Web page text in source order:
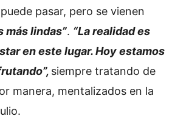
pasar, pero se vienen
más lindas”. “La realidad es
en este lugar. Hoy estamos
siempre tratando de
manera, mentalizados en la